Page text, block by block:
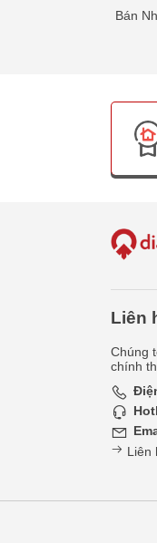
Bán
Liên
Chúng
chính
Liên